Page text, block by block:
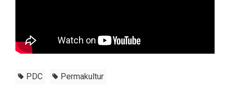
PDC Permakultur